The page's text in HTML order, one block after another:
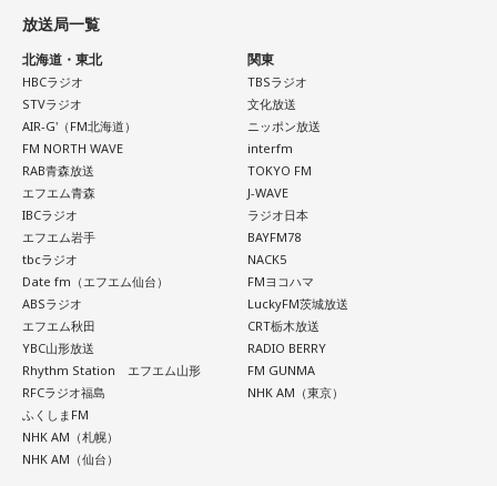
番組名：日本郵便 SUNDAY'S POST
放送日時：毎週日曜 15:00～15:50
パーソナリティ：小山薫堂、宇賀なつみ
番組Webサイト：
https://www.tfm.co.jp/post/
番組公式X：@sundayspost1
ましょう。
【9位】牡牛座（おうし座）
いつもの安心感から少しだけ外へ出てみると、新しい楽しみ
が見つかりそう。大きく変える必要はありません。「ちょっ
と気になる」を試してみるくらいで十分です。今日は行って
みたいお店や場所を一つ探して、誰かを誘ってみてくださ
い。
【10位】蟹座（かに座）
周りを喜ばせることに一生懸命になりすぎて、自分の楽しみ
を忘れていないか確認したい日。今日は誰かのためではなく
「私が嬉しいから」を選んでみてください。今夜は自分だけ
の小さなご褒美時間を作ると心が整いそうです。
【11位】山羊座（やぎ座）
頑張ることが当たり前になっているなら、今日は少し力を抜
いてみて。成果を出すことだけが人生の豊かさではありませ
ん。楽しい、心地いいという感覚を取り戻すことで次の流れ
J-Fusionは良いよね」という思いを分かち合うなかで生まれた
言葉が、「SO-DAYONE !（そうだよね！）」でした。この言
葉から着想を得た向谷 実を中心に制作が進められ、短期間で
アルバムの骨格が作り上げられていきました。
レコーディングでは、メンバーがそれぞれの演奏環境で個別
に収録する手法を採用。各パートを緻密に構築することで、
フュージョンならではの精密なアレンジと、3人それぞれの個
性が際立つ強固なアンサンブルを実現しています。制作を進
めるなかでは、かつしかトリオにとっても多くの新たな発見
や気づきが生まれ、それらが楽曲をさらに発展させる原動力
となっていきます。メンバーそれぞれが培ってきた経験と感
性を持ち寄りながら、これまでにないアプローチにも向き合
ったことで、3人の新たな可能性を感じさせる作品へと仕上が
っています。
◆多彩な楽曲が描き出す、旅のようなアルバム体験
収録曲には、疾走感あふれる「Twilight Run」、軽快なカッ
放送局一覧
北海道・東北
HBCラジオ
STVラジオ
AIR-G'（FM北海道）
FM NORTH WAVE
RAB青森放送
エフエム青森
IBCラジオ
エフエム岩手
tbcラジオ
Date fm（エフエム仙台）
ABSラジオ
エフエム秋田
YBC山形放送
Rhythm Station エフエム山形
RFCラジオ福島
ふくしまFM
NHK AM（札幌）
NHK AM（仙台）
関東
TBSラジオ
文化放送
ニッポン放送
interfm
TOKYO FM
J-WAVE
ラジオ日本
BAYFM78
NACK5
FMヨコハマ
LuckyFM茨城放送
CRT栃木放送
RADIO BERRY
FM GUNMA
NHK AM（東京）